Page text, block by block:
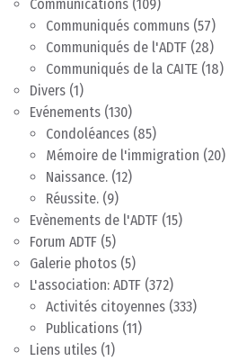
Communications (109)
Communiqués communs (57)
Communiqués de l'ADTF (28)
Communiqués de la CAITE (18)
Divers (1)
Evénements (130)
Condoléances (85)
Mémoire de l'immigration (20)
Naissance. (12)
Réussite. (9)
Evènements de l'ADTF (15)
Forum ADTF (5)
Galerie photos (5)
L'association: ADTF (372)
Activités citoyennes (333)
Publications (11)
Liens utiles (1)